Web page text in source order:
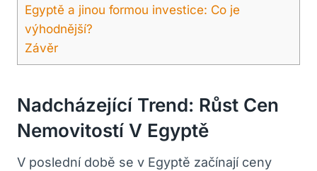
Egyptě a jinou formou investice: Co je
výhodnější?
Závěr
Nadcházející Trend:‌ Růst Cen⁤
Nemovitostí V Egyptě
V‍ poslední době se ​v Egyptě‌ začínají ceny